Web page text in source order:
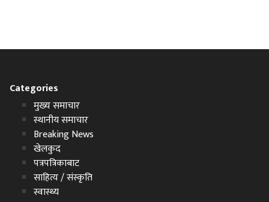
Categories
मुख्य समाचार
स्थानीय समाचार
Breaking News
खेलकुद
पत्रपत्रिकाबाट
साहित्य / संस्कृति
स्वास्थ्य